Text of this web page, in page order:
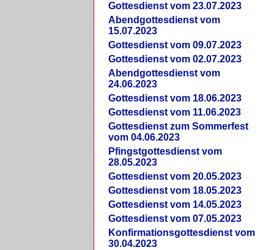
Gottesdienst vom 23.07.2023
Abendgottesdienst vom
15.07.2023
Gottesdienst vom 09.07.2023
Gottesdienst vom 02.07.2023
Abendgottesdienst vom
24.06.2023
Gottesdienst vom 18.06.2023
Gottesdienst vom 11.06.2023
Gottesdienst zum Sommerfest
vom 04.06.2023
Pfingstgottesdienst vom
28.05.2023
Gottesdienst vom 20.05.2023
Gottesdienst vom 18.05.2023
Gottesdienst vom 14.05.2023
Gottesdienst vom 07.05.2023
Konfirmationsgottesdienst vom
30.04.2023